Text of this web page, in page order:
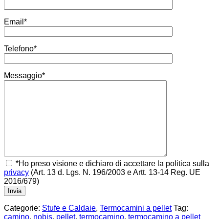
Email*
Telefono*
Messaggio*
*Ho preso visione e dichiaro di accettare la politica sulla
privacy (Art. 13 d. Lgs. N. 196/2003 e Artt. 13-14 Reg. UE
2016/679)
Categorie: Stufe e Caldaie, Termocamini a pellet Tag:
camino, nobis, pellet, termocamino, termocamino a pellet